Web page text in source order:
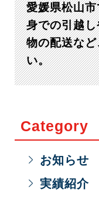
愛媛県松山
身での引越
物の配送な
い。
Category
お知らせ
実績紹介